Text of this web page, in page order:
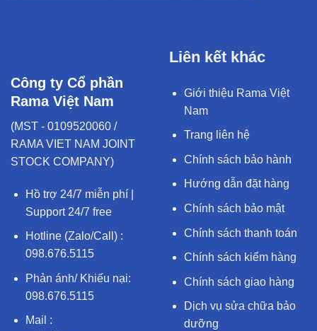
Công ty Cổ phần
Rama Việt Nam
(MST - 0109520060 /
RAMA VIET NAM JOINT
STOCK COMPANY)
Hồ trợ 24/7 miễn phí |
Support 24/7 free
Hotline (Zalo/Call) :
098.676.5115
Phản ánh/ Khiếu nại:
098.676.5115
Mail :
Liên kết khác
Giới thiệu Rama Việt
Nam
Trang liên hệ
Chính sách bảo hành
Hướng dẫn đặt hàng
Chính sách bảo mật
Chính sách thanh toán
Chính sách kiểm hàng
Chính sách giao hàng
Dịch vụ sửa chữa bảo
dưỡng